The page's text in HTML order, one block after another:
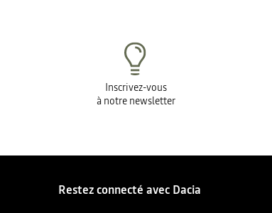
Inscrivez-vous
à notre newsletter
Restez connecté avec Dacia